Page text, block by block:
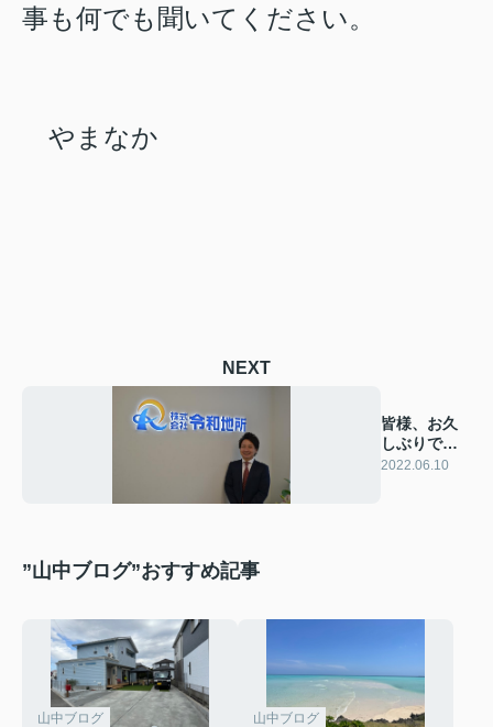
事も何でも聞いてください。
やまなか
NEXT
皆様、お久
しぶりで
す！(^^;
2022.06.10
”山中ブログ”おすすめ記事
山中ブログ 山中ブログ